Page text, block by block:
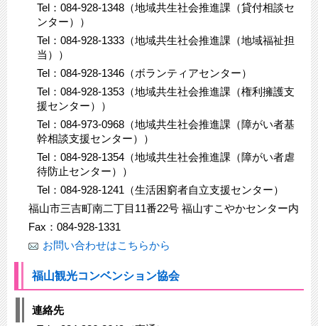
Tel：084-928-1348（地域共生社会推進課（貸付相談セ
ンター））
Tel：084-928-1333（地域共生社会推進課（地域福祉担
当））
Tel：084-928-1346（ボランティアセンター）
Tel：084-928-1353（地域共生社会推進課（権利擁護支
援センター））
Tel：084-973-0968（地域共生社会推進課（障がい者基
幹相談支援センター））
Tel：084‐928‐1354（地域共生社会推進課（障がい者虐
待防止センター））
Tel：084‐928‐1241（生活困窮者自立支援センター）
福山市三吉町南二丁目11番22号 福山すこやかセンター内
Fax：084-928-1331
お問い合わせはこちらから
福山観光コンベンション協会
連絡先